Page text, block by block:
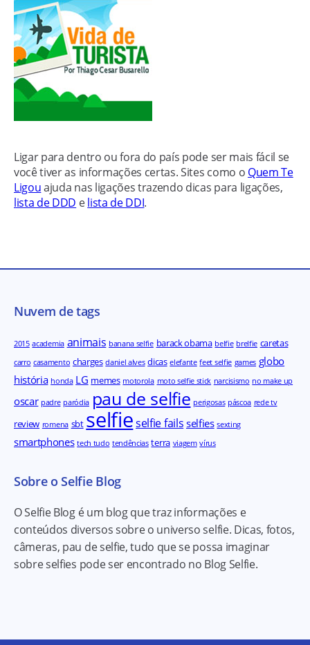
Ligar para dentro ou fora do país pode ser mais fácil se
você tiver as informações certas. Sites como o Quem Te
Ligouajuda nas ligações trazendo dicas para ligações,
lista de DDD elista de DDI.
Nuvem de tags
2015 academia animais banana selfie barack obama belfie brelfie caretas
carro casamento charges daniel alves dicas elefante feet selfie games globo
história honda LG memes motorola moto selfie stick narcisismo no make up
oscar padre paródia pau de selfie perigosas páscoa rede tv
review romena sbt selfieselfie fails selfies sexting
smartphones tech tudo tendências terra viagem vírus
Sobre o Selfie Blog
O Selfie Blog é um blog que traz informações e
conteúdos diversos sobre o universo selfie. Dicas, fotos,
câmeras, pau de selfie, tudo que se possa imaginar
sobre selfies pode ser encontrado no Blog Selfie.